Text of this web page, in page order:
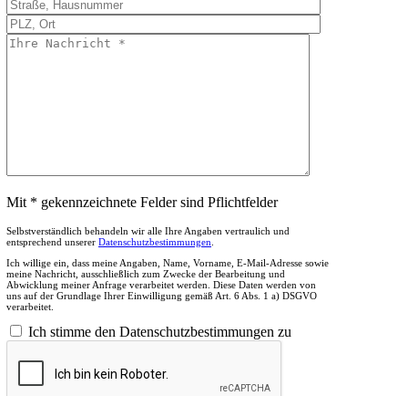
Mit * gekennzeichnete Felder sind Pflichtfelder
Selbstverständlich behandeln wir alle Ihre Angaben vertraulich und
entsprechend unserer Datenschutzbestimmungen
Ich willige ein, dass meine Angaben, Name, Vorname, E-Mail-Adresse sowie
meine Nachricht, ausschließlich zum Zwecke der Bearbeitung und
Abwicklung meiner Anfrage verarbeitet werden. Diese Daten werden von
uns auf der Grundlage Ihrer Einwilligung gemäß Art. 6 Abs. 1 a) DSGVO
verarbeitet.
Ich stimme den Datenschutzbestimmungen zu